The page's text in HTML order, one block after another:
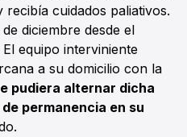
cuidados paliativos.
diciembre desde el
equipo interviniente
a su domicilio con la
pudiera alternar dicha
permanencia en su